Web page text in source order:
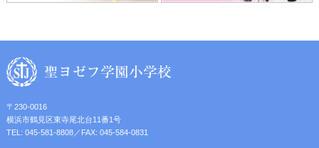
〒230-0016
横浜市鶴見区東寺尾北台11番1号
TEL: 045-581-8808／FAX: 045-584-0831